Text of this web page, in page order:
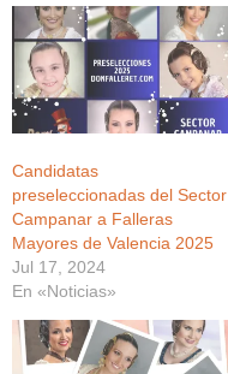
Candidatas
preseleccionadas del Sector
Campanar a Falleras
Mayores de Valencia 2025
Jul 17, 2024
En «Noticias»